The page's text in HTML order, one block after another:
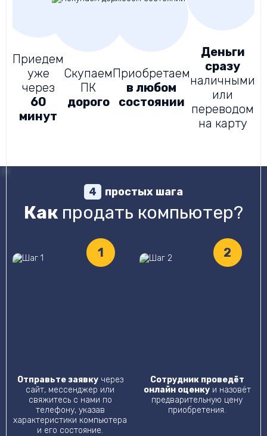
Приедем
уже
через
60
минут
Скупаем
ПК
дорого
Приобретаем
в любом
состоянии
Деньги
сразу
наличными
или
переводом
на карту
4 простых шага
Как продать компьютер?
1
Отправьте заявкучерез
сайт, мессенджер или
свяжитесь с нами по
телефону, указав
характеристики компьютера
и его состояние.
2
Сотрудник проведёт
онлайн оценкуи назовёт
предварительную цену
приобретения.